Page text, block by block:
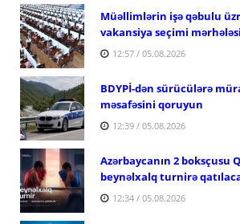
Müəllimlərin işə qəbulu
vakansiya seçimi
12:57 / 05.08.2026
BDYPİ-dən sürücülərə
məsafəsini qoruyun
12:39 / 05.08.2026
Azərbaycanın 2 boksçusu
beynəlxalq turnirə
12:34 / 05.08.2026